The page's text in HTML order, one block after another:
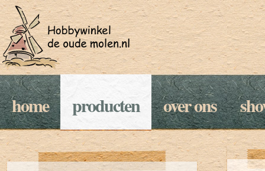
home producten over ons